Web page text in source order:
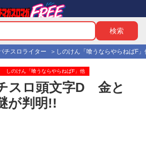
チスロライター しのけん「喰うならやらねばF」
しのけん「喰うならやらねばF」他
スロ頭文字D 金と
が判明!!